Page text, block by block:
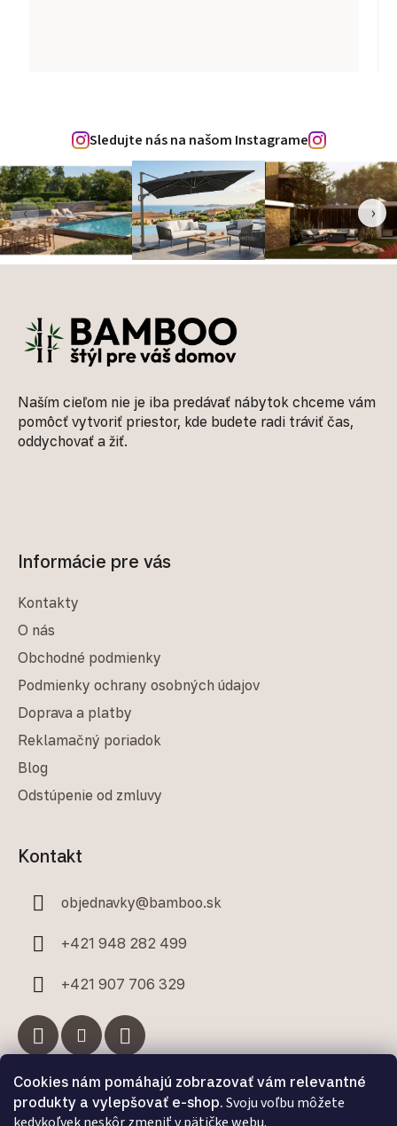
Cookies nám pomáhajú zobrazovať vám relevantné
produkty a vylepšovať e-shop. Svoju voľbu môžete
Sledujte nás na našom Instagrame
‹ ›
Naším cieľom nie je iba predávať nábytok chceme vám
pomôcť vytvoriť priestor, kde budete radi tráviť čas,
oddychovať a žiť.
Informácie pre vás
Kontakty
O nás
Obchodné podmienky
Podmienky ochrany osobných údajov
Doprava a platby
Reklamačný poriadok
Blog
Odstúpenie od zmluvy
Kontakt
objednavky@bamboo.sk
+421 948 282 499
+421 907 706 329
Facebook